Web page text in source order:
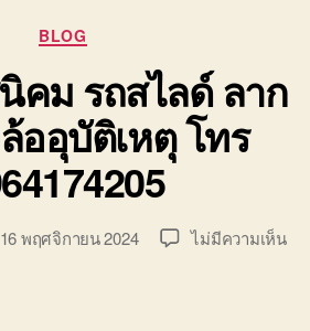
0640711613,
Categories
BLOG
คม รถสไลด์ ลาก
ออุบัติเหตุ โทร
16 พฤศจิกายน 2024 ไม่มีความเห็นบน